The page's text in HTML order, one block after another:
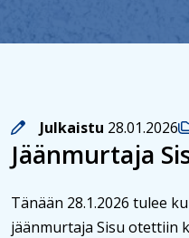
Julkaistu 28.01.2026
Jäänmurtaja
Tänään 28.1.2026 tulee
jäänmurtaja Sisu otettiin